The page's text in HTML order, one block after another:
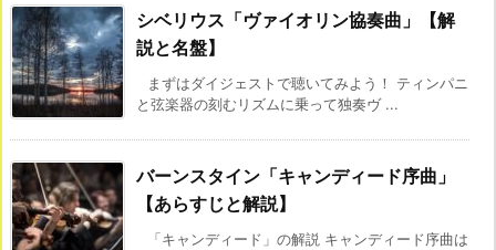
シベリウス「ヴァイオリン協奏曲」【解
説と名盤】
まずはダイジェストで聴いてみよう！ ティンパニ
と弦楽器の刻むリズムに乗って独奏ヴ ...
バーンスタイン「キャンディード序曲」
【あらすじと解説】
「キャンディード」の解説 キャンディード序曲は